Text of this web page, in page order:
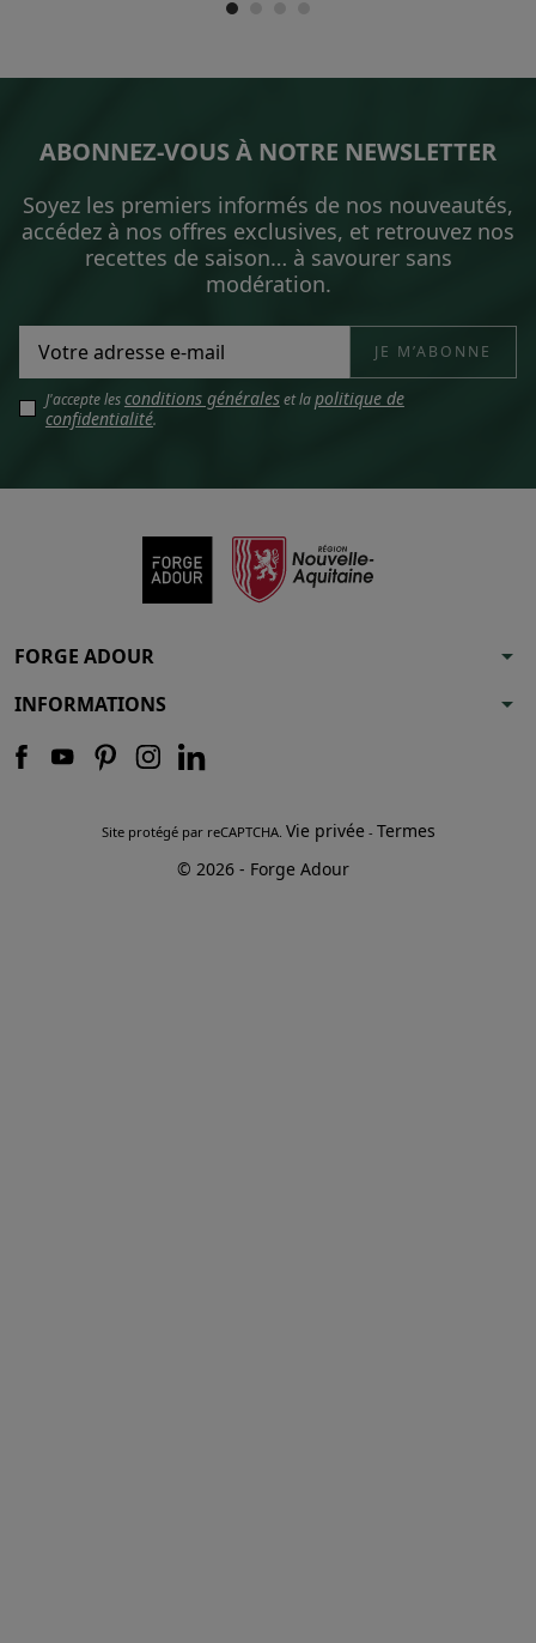
ABONNEZ-VOUS À NOTRE NEWSLETTER
Soyez les premiers informés de nos nouveautés,
accédez à nos offres exclusives, et retrouvez nos
recettes de saison… à savourer sans
modération.
J'accepte lesconditions généraleset lapolitique de
confidentialité.
FORGE ADOUR arrow_drop_down
INFORMATIONS arrow_drop_down
Site protégé par reCAPTCHA. Vie privée - Termes
© 2026 - Forge Adour